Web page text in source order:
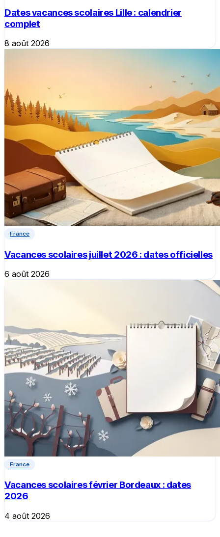
Dates vacances scolaires Lille : calendrier
complet
8 août 2026
France
Vacances scolaires juillet 2026 : dates officielles
6 août 2026
France
Vacances scolaires février Bordeaux : dates
2026
4 août 2026